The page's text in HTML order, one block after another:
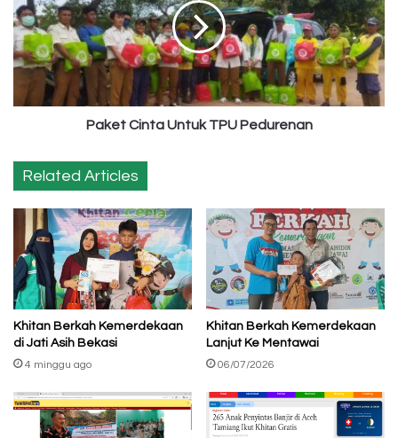
TPU
Pedurenan
Paket Cinta Untuk TPU Pedurenan
Related Articles
Khitan Berkah Kemerdekaan
di Jati Asih Bekasi
4 minggu ago
Khitan Berkah Kemerdekaan
Lanjut Ke Mentawai
06/07/2026